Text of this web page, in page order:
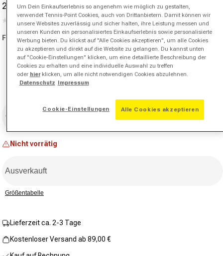
Verkaufspreis
26,95 €
Normaler Preis
64,99 €-59%
Kein
Beurteilungswert.
Link
auf
derselben
Seite.
(0)
Farbe:petrol
Variante ausverkauft oder nicht verfügbar
Größe auswählen
Nicht vorrätig
Ausverkauft
Größentabelle
Lieferzeit ca. 2-3 Tage
Kostenloser Versand ab 89,00 €
Um Dein Einkaufserlebnis so angenehm wie möglich zu gestalten,
verwendet Tennis-Point Cookies, auch von Drittanbietern. Damit können wir
unsere Websites zuverlässig und sicher halten, ihre Leistung messen und
unseren Kunden ein personalisiertes Einkaufserlebnis sowie personalisierte
Werbung bieten. Du klickst auf "Alle Cookies akzeptieren", um alle Cookies
zu akzeptieren und direkt auf die Website zu gelangen. Du kannst unten
auf "Cookie-Einstellungen" klicken, um eine detaillierte Beschreibung der
Cookies zu erhalten und eine individuelle Auswahl zu treffen
oder hierklicken, um alle nicht notwendigen Cookies abzulehnen.
Datenschutz Impressum
Cookie-Einstellungen Alle Cookies akzeptieren